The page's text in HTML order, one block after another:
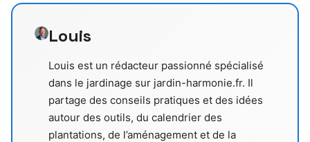
Louis
Louis est un rédacteur passionné spécialisé
dans le jardinage sur jardin-harmonie.fr. Il
partage des conseils pratiques et des idées
autour des outils, du calendrier des
plantations, de l’aménagement et de la